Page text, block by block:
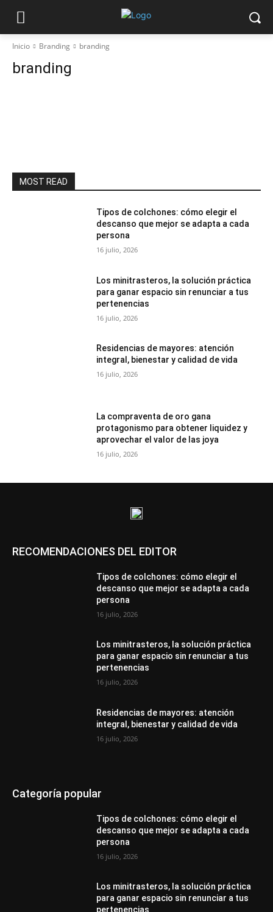
Inicio Branding branding
branding
MOST READ
Tipos de colchones: cómo elegir el
descanso que mejor se adapta a cada
persona
16 julio, 2026
Los minitrasteros, la solución práctica
para ganar espacio sin renunciar a tus
pertenencias
16 julio, 2026
Residencias de mayores: atención
integral, bienestar y calidad de vida
16 julio, 2026
La compraventa de oro gana
protagonismo para obtener liquidez y
aprovechar el valor de las joya
16 julio, 2026
RECOMENDACIONES DEL EDITOR
Tipos de colchones: cómo elegir el
descanso que mejor se adapta a cada
persona
16 julio, 2026
Los minitrasteros, la solución práctica
para ganar espacio sin renunciar a tus
pertenencias
16 julio, 2026
Residencias de mayores: atención
integral, bienestar y calidad de vida
16 julio, 2026
Categoría popular
Tipos de colchones: cómo elegir el
descanso que mejor se adapta a cada
persona
16 julio, 2026
Los minitrasteros, la solución práctica
para ganar espacio sin renunciar a tus
pertenencias